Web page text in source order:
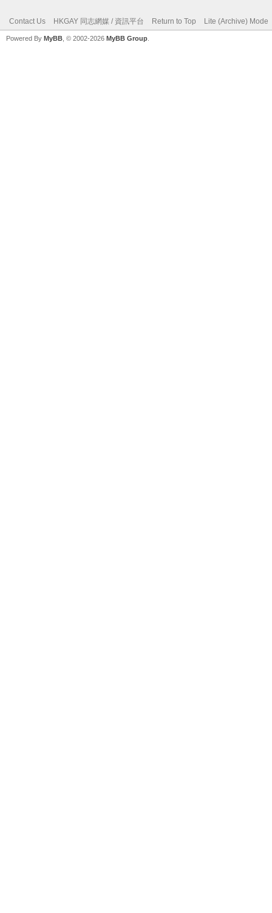
Contact Us HKGAY 同志網媒 / 資訊平台 Return to Top Lite (Archive) Mode
Powered By MyBB , © 2002-2026 MyBB Group